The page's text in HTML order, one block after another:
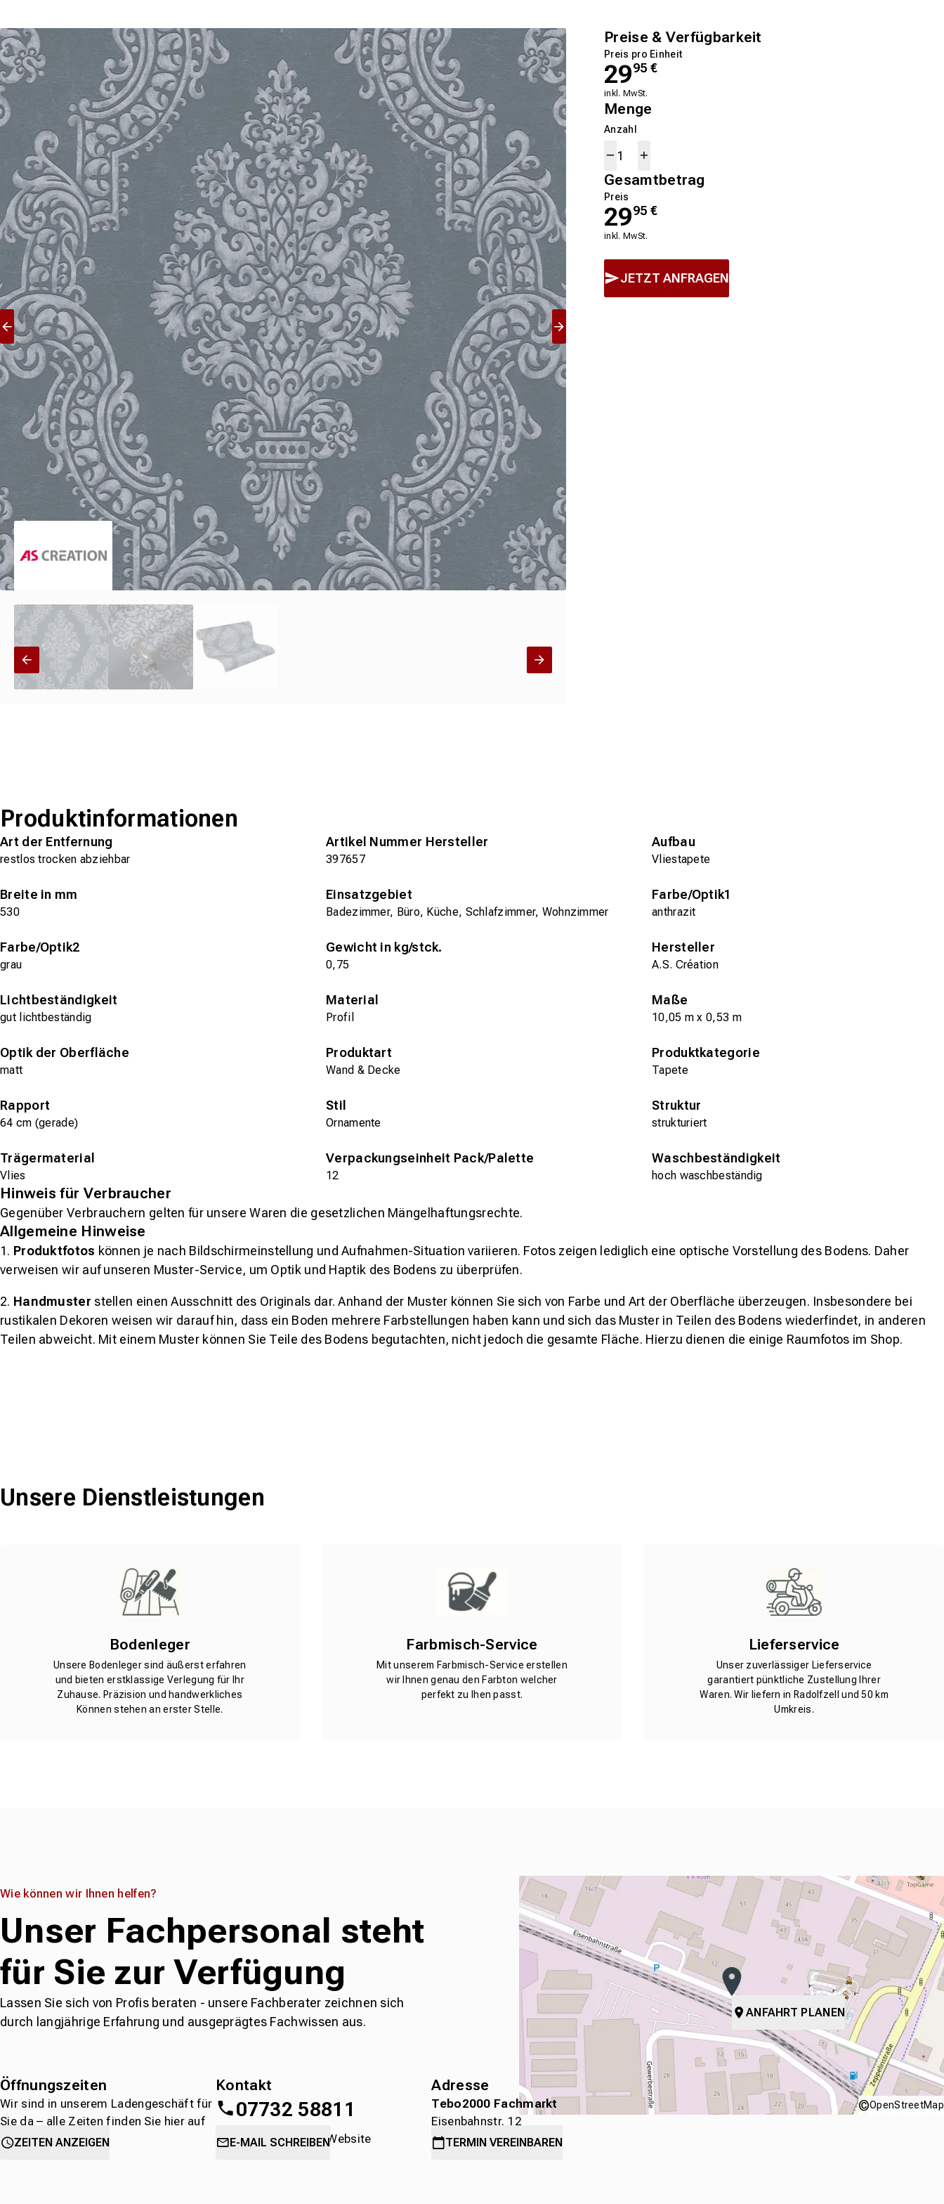
Preise & Verfügbarkeit
Preis pro Einheit
2995 €
inkl. MwSt.
Menge
Anzahl
Gesamtbetrag
Preis
2995 €
inkl. MwSt.
JETZT ANFRAGEN
Produktinformationen
Art der Entfernung
restlos trocken abziehbar
Artikel Nummer Hersteller
397657
Aufbau
Vliestapete
Breite in mm
530
Einsatzgebiet
Badezimmer, Büro, Küche, Schlafzimmer, Wohnzimmer
Farbe/Optik1
anthrazit
Farbe/Optik2
grau
Gewicht in kg/stck.
0,75
Hersteller
A.S. Création
Lichtbeständigkeit
gut lichtbeständig
Material
Profil
Maße
10,05 m x 0,53 m
Optik der Oberfläche
matt
Produktart
Wand & Decke
Produktkategorie
Tapete
Rapport
64 cm (gerade)
Stil
Ornamente
Struktur
strukturiert
Trägermaterial
Vlies
Verpackungseinheit Pack/Palette
12
Waschbeständigkeit
hoch waschbeständig
Hinweis für Verbraucher
Gegenüber Verbrauchern gelten für unsere Waren die gesetzlichen Mängelhaftungsrechte.
Allgemeine Hinweise
1. Produktfotos können je nach Bildschirmeinstellung und Aufnahmen-Situation variieren. Fotos zeigen lediglich eine optische Vorstellung des Bodens. Daher
verweisen wir auf unseren Muster-Service, um Optik und Haptik des Bodens zu überprüfen.
2. Handmuster stellen einen Ausschnitt des Originals dar. Anhand der Muster können Sie sich von Farbe und Art der Oberfläche überzeugen. Insbesondere bei
rustikalen Dekoren weisen wir darauf hin, dass ein Boden mehrere Farbstellungen haben kann und sich das Muster in Teilen des Bodens wiederfindet, in anderen
Teilen abweicht. Mit einem Muster können Sie Teile des Bodens begutachten, nicht jedoch die gesamte Fläche. Hierzu dienen die einige Raumfotos im Shop.
Unsere Dienstleistungen
Bodenleger
Unsere Bodenleger sind äußerst erfahren
und bieten erstklassige Verlegung für Ihr
Zuhause. Präzision und handwerkliches
Können stehen an erster Stelle.
Farbmisch-Service
Mit unserem Farbmisch-Service erstellen
wir Ihnen genau den Farbton welcher
perfekt zu Ihen passt.
Lieferservice
Unser zuverlässiger Lieferservice
garantiert pünktliche Zustellung Ihrer
Waren. Wir liefern in Radolfzell und 50 km
Umkreis.
Wie können wir Ihnen helfen?
Unser Fachpersonal steht
für Sie zur Verfügung
Lassen Sie sich von Profis beraten - unsere Fachberater zeichnen sich
durch langjährige Erfahrung und ausgeprägtes Fachwissen aus.
Öffnungszeiten
Wir sind in unserem Ladengeschäft für
Sie da – alle Zeiten finden Sie hier auf
einen Blick.
ZEITEN ANZEIGEN
Kontakt
07732 58811
oderdirekt über die Website
E-MAIL SCHREIBEN
Adresse
Tebo2000 Fachmarkt
Eisenbahnstr. 12
78315 Radolfzell
TERMIN VEREINBAREN
ANFAHRT PLANEN
©OpenStreetMap